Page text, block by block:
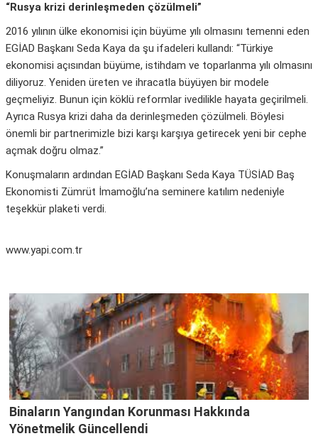
“Rusya krizi derinleşmeden çözülmeli”
2016 yılının ülke ekonomisi için büyüme yılı olmasını temenni eden
EGİAD Başkanı Seda Kaya da şu ifadeleri kullandı: “Türkiye
ekonomisi açısından büyüme, istihdam ve toparlanma yılı olmasını
diliyoruz. Yeniden üreten ve ihracatla büyüyen bir modele
geçmeliyiz. Bunun için köklü reformlar ivedilikle hayata geçirilmeli.
Ayrıca Rusya krizi daha da derinleşmeden çözülmeli. Böylesi
önemli bir partnerimizle bizi karşı karşıya getirecek yeni bir cephe
açmak doğru olmaz.”
Konuşmaların ardından EGİAD Başkanı Seda Kaya TÜSİAD Baş
Ekonomisti Zümrüt İmamoğlu’na seminere katılım nedeniyle
teşekkür plaketi verdi.
www.yapi.com.tr
Binaların Yangından Korunması Hakkında
Yönetmelik Güncellendi